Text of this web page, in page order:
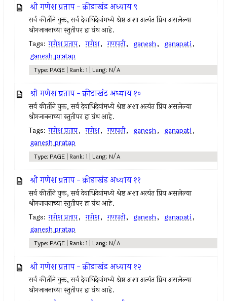
श्री गणेश प्रताप - क्रीडाखंड अध्याय ९
सर्व कीर्तीने युक्त, सर्व देवाधिदेवांमध्ये श्रेष्ठ अशा अत्यंत प्रिय असलेल्या
श्रीगजाननाच्या स्तुतीपर हा ग्रंथ आहे.
Tags: गणेश प्रताप, गणेश, गणपती, ganesh, ganapati,
ganesh pratap
Type: PAGE | Rank: 1 | Lang: N/A
श्री गणेश प्रताप - क्रीडाखंड अध्याय १०
सर्व कीर्तीने युक्त, सर्व देवाधिदेवांमध्ये श्रेष्ठ अशा अत्यंत प्रिय असलेल्या
श्रीगजाननाच्या स्तुतीपर हा ग्रंथ आहे.
Tags: गणेश प्रताप, गणेश, गणपती, ganesh, ganapati,
ganesh pratap
Type: PAGE | Rank: 1 | Lang: N/A
श्री गणेश प्रताप - क्रीडाखंड अध्याय ११
सर्व कीर्तीने युक्त, सर्व देवाधिदेवांमध्ये श्रेष्ठ अशा अत्यंत प्रिय असलेल्या
श्रीगजाननाच्या स्तुतीपर हा ग्रंथ आहे.
Tags: गणेश प्रताप, गणेश, गणपती, ganesh, ganapati,
ganesh pratap
Type: PAGE | Rank: 1 | Lang: N/A
श्री गणेश प्रताप - क्रीडाखंड अध्याय १२
सर्व कीर्तीने युक्त, सर्व देवाधिदेवांमध्ये श्रेष्ठ अशा अत्यंत प्रिय असलेल्या
श्रीगजाननाच्या स्तुतीपर हा ग्रंथ आहे.